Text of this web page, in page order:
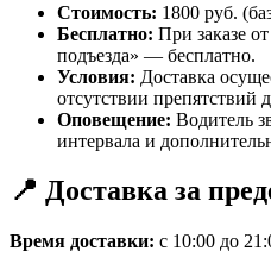
Стоимость: 1800 руб.
Бесплатно: При заказе
подъезда» — бесплатно.
Условия: Доставка
отсутствии препятствий
Оповещение: Водитель
интервала и
📍 Доставка за
Время доставки: с 10:00 до